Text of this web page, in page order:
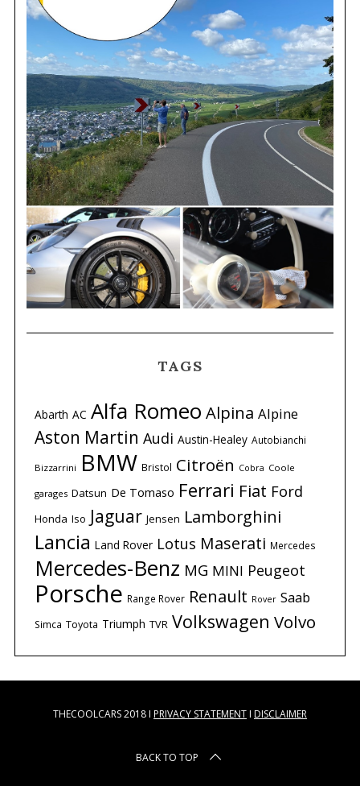
TAGS
Abarth AC Alfa Romeo Alpina Alpine
Aston Martin Audi Austin-Healey Autobianchi
Bizzarrini BMW Bristol Citroën Cobra Coole
garages Datsun De Tomaso Ferrari Fiat Ford
Honda Iso Jaguar Jensen Lamborghini
Lancia Land Rover Lotus Maserati Mercedes
Mercedes-Benz MG MINI Peugeot
Porsche Range Rover Renault Rover Saab
Simca Toyota Triumph TVR Volkswagen Volvo
THECOOLCARS 2018 I PRIVACY STATEMENTI DISCLAIMER
BACK TO TOP